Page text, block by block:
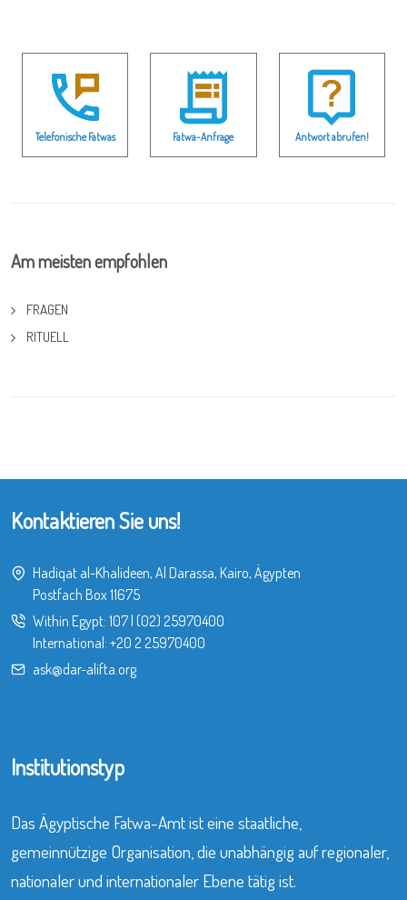
Telefonische Fatwas Fatwa-Anfrage Antwort abrufen!
Am meisten empfohlen
FRAGEN
RITUELL
Kontaktieren Sie uns!
Hadiqat al-Khalideen, Al Darassa, Kairo, Ägypten
Postfach Box 11675
Within Egypt: 107| (02) 25970400
International: +20 2 25970400
ask@dar-alifta.org
Institutionstyp
Das Ägyptische Fatwa-Amt ist eine staatliche,
gemeinnützige Organisation, die unabhängig auf regionaler,
nationaler und internationaler Ebene tätig ist.